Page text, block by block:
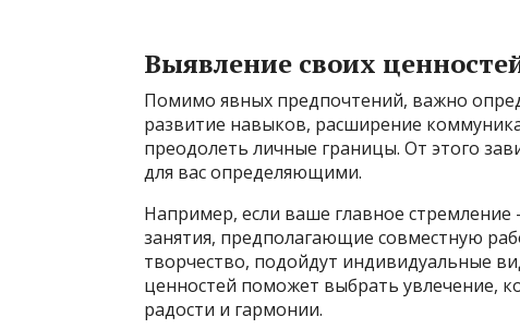
Выявление своих
Помимо явных предпочтений, важно
развитие навыков, расширение
преодолеть личные границы. От этого
для вас определяющими.
Например, если ваше главное
занятия, предполагающие совместную
творчество, подойдут индивидуальные
ценностей поможет выбрать увлечение,
радости и гармонии.